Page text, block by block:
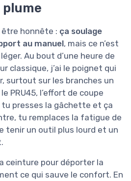
plume
honnête : ça soulage
au manuel, mais ce n’est
Au bout d’une heure de
classique, j’ai le poignet qui
surtout sur les branches un
PRU45, l’effort de coupe
presses la gâchette et ça
tu remplaces la fatigue de
tenir un outil plus lourd et un
ceinture pour déporter la
ce qui sauve le confort. En